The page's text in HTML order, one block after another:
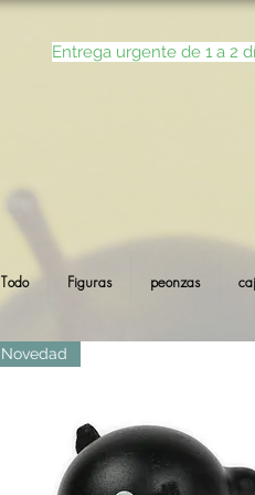
Entrega urgente de 1 a 2
Todo Figuras peonzas
Novedad